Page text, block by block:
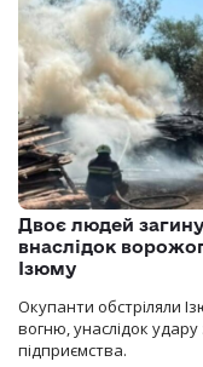
Двоє людей
внаслідок
Ізюму
Окупанти обстріляли
вогню, унаслідок
підприємства.